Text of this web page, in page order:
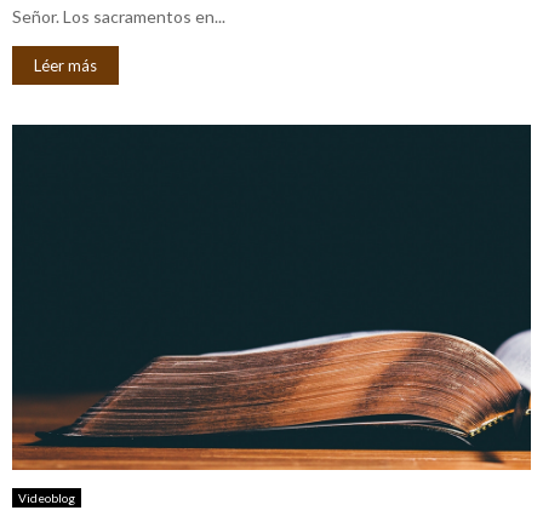
Señor. Los sacramentos en...
Léer más
Videoblog